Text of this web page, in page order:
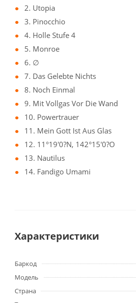
2. Utopia
3. Pinocchio
4. Holle Stufe 4
5. Monroe
6. ∅
7. Das Gelebte Nichts
8. Noch Einmal
9. Mit Vollgas Vor Die Wand
10. Powertrauer
11. Mein Gott Ist Aus Glas
12. 11°19'0?N, 142°15'0?O
13. Nautilus
14. Fandigo Umami
Характеристики
Баркод
Модель
Страна